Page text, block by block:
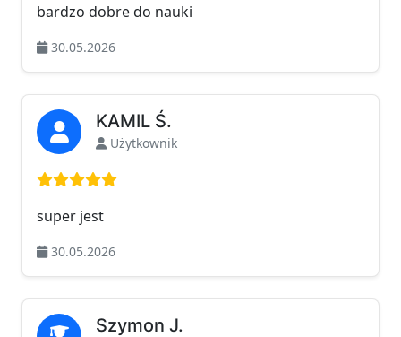
bardzo dobre do nauki
30.05.2026
KAMIL Ś.
Użytkownik
Ocena: 5 na 5
super jest
30.05.2026
Szymon J.